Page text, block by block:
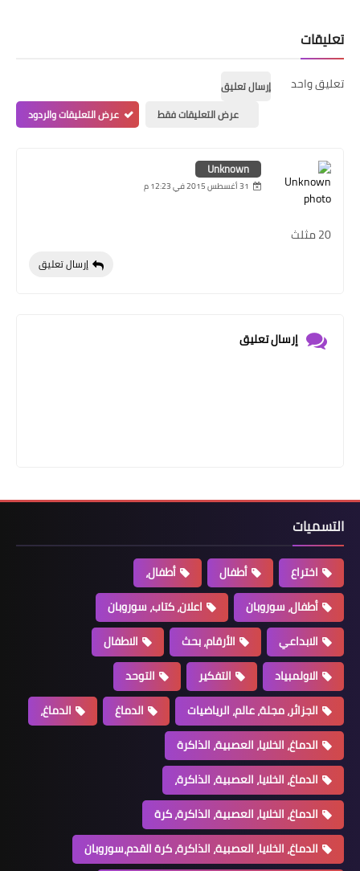
تعليقات
تعليق واحد
إرسال تعليق
عرض التعليقات فقط
عرض التعليقات والردود
Unknown
31 أغسطس 2015 في 12:23 م
20 مثلث
إرسال تعليق
إرسال تعليق
التسميات
اختراع أطفال
أطفال،
أطفال، سوروبان
اعلان، كتاب، سوروبان
الابداعي
الأرقام، بحث
الاطفال
الاولمبياد
التفكير
التوحد
الجزائر، مجلة، عالم، الرياضيات
الدماغ
الدماغ،
الدماغ، الخلايا، العصبية، الذاكرة
الدماغ، الخلايا، العصبية، الذاكرة،
الدماغ، الخلايا، العصبية، الذاكرة، كرة
الدماغ، الخلايا، العصبية، الذاكرة، كرة القدم،سوروبان